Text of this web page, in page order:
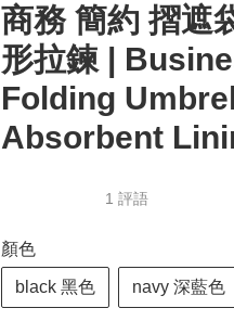
商務 簡約 摺遮
形拉鍊 |
Folding
Absorbent
1 評語
顏色
black 黑色 navy 深藍色